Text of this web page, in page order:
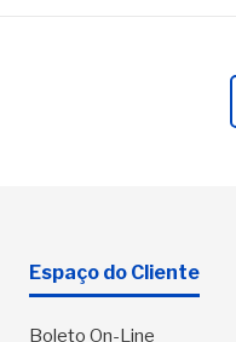
Espaço do Cliente
Boleto On-Line